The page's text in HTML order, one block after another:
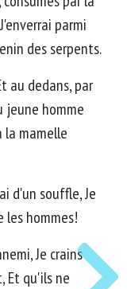
parmi
des serpents.
au dedans, par
jeune homme
la mamelle
d'un souffle, Je
hommes!
Je crains
Et qu'ils ne